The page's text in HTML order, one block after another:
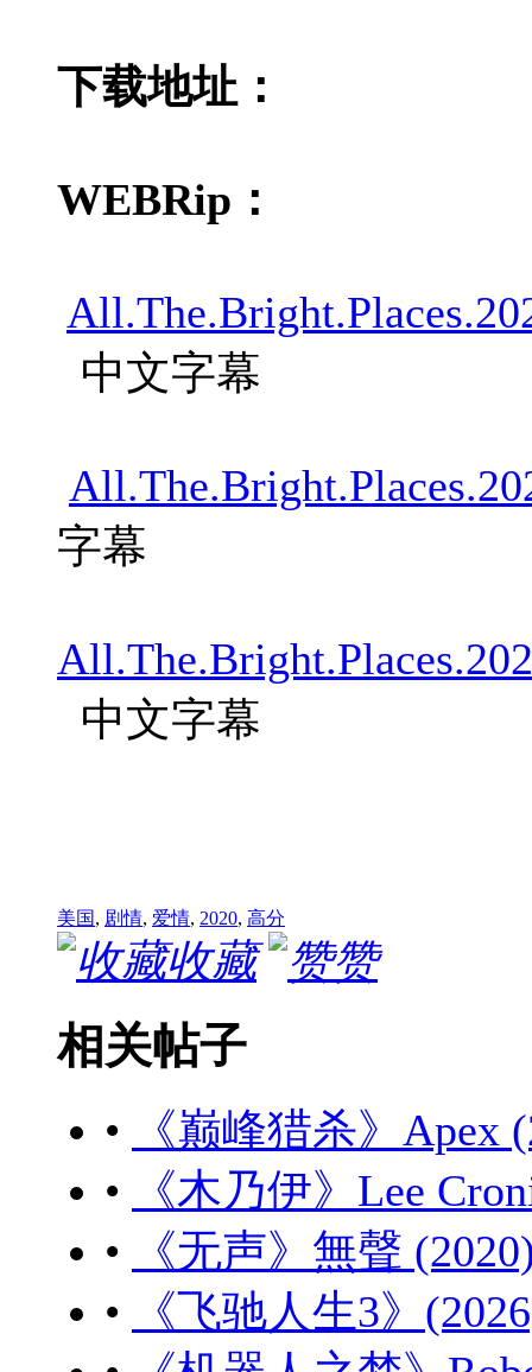
下载地址：
WEBRip：
中文字幕
字幕
中文字幕
美国, 剧情, 爱情, 2020, 高分
收藏 赞
相关帖子
•
《巅峰猎杀》Apex
•
《木乃伊》Lee
•
《无声》無聲
•
《飞驰人生3》